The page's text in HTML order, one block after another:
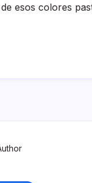
esos colores